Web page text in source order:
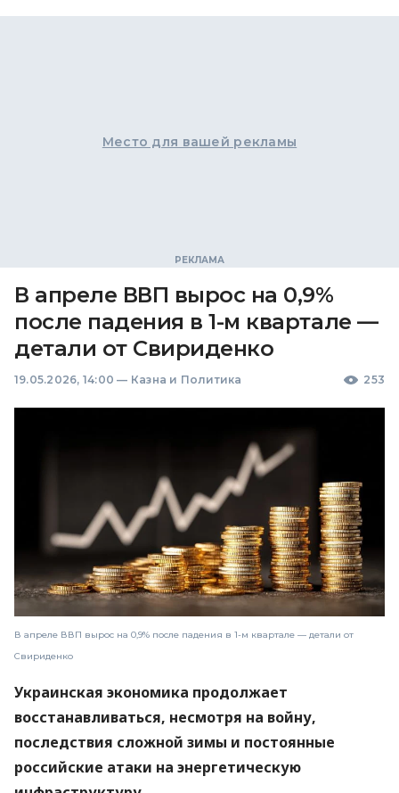
Место для вашей рекламы
В апреле ВВП вырос на 0,9%
после падения в 1-м квартале —
детали от Свириденко
19.05.2026, 14:00 — Казна и Политика 253
В апреле ВВП вырос на 0,9% после падения в 1-м квартале — детали от
Свириденко
Украинская экономика продолжает
восстанавливаться, несмотря на войну,
последствия сложной зимы и постоянные
российские атаки на энергетическую